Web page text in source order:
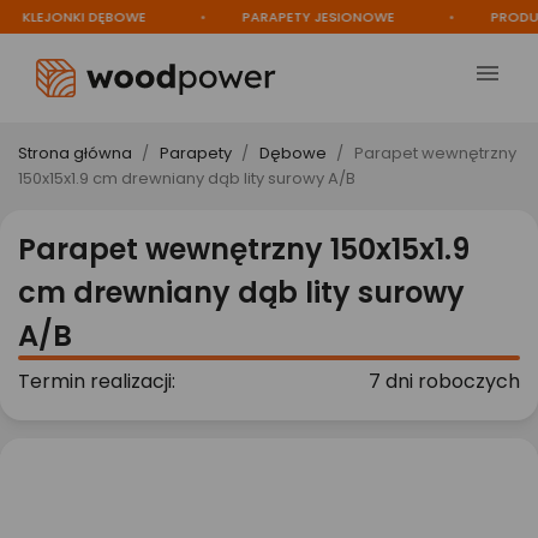
KLEJONKI DĘBOWE PARAPETY JESIONOWE

Strona główna Parapety Dębowe
Parapet wewnętrzny
150x15x1.9 cm drewniany dąb lity surowy A/B
Parapet wewnętrzny 150x15x1.9
cm drewniany dąb lity surowy
A/B
Termin realizacji: 7 dni roboczych